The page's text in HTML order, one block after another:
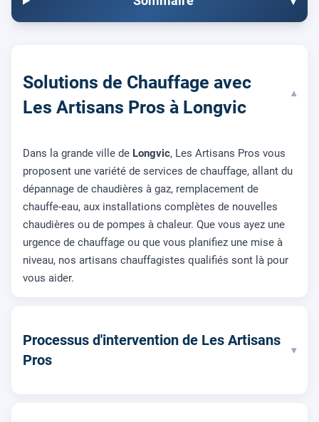
Solutions de Chauffage avec
Les Artisans Pros à Longvic
▾
Dans la grande ville de Longvic, Les Artisans Pros vous
proposent une variété de services de chauffage, allant du
dépannage de chaudières à gaz, remplacement de
chauffe-eau, aux installations complètes de nouvelles
chaudières ou de pompes à chaleur. Que vous ayez une
urgence de chauffage ou que vous planifiez une mise à
niveau, nos artisans chauffagistes qualifiés sont là pour
vous aider.
Processus d'intervention de Les Artisans
Pros
▾